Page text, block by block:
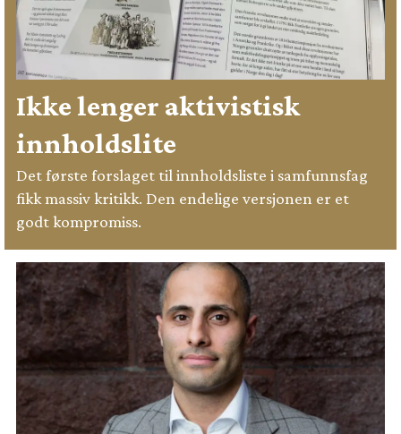
Ikke lenger aktivistisk
innholdslite
Det første forslaget til innholdsliste i samfunnsfag
fikk massiv kritikk. Den endelige versjonen er et
godt kompromiss.